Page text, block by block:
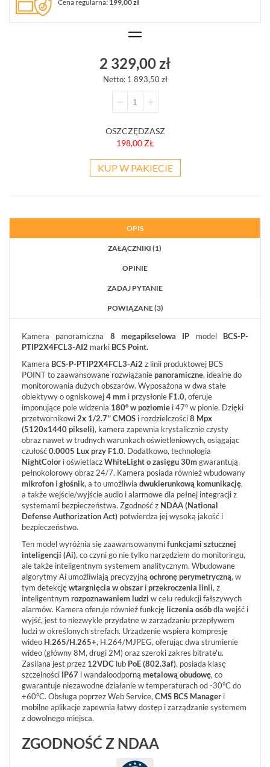
SYSTEMY
ALARMOWE
Y
WYPRZEDAŻ
(29)
NOWOŚCI
(102)
PROMOCJE
(74)
LOGOWANIE
REJESTRACJA
KONFIGURATOR
Informacje
FIRMIE
AKTUALNOŚCI
OPINIE
SZKOLENIA
MONTAŻ
WSPÓŁPRACA
CENNIKI
OPROGRAMOWANIE
DOSTAWA
ZWROT
SERWIS
I
DANE
SKLEPU
REGULAMIN
POLITYKA
PRYWATNOŚCI
KODY
RABATOWE
Cena regularna: 199,00 zł
2 329,00 zł
Netto: 1 893,50 zł
OSZCZĘDZASZ
198,00 ZŁ
KUP W PAKIECIE
OPIS
ZAŁĄCZNIKI (1)
OPINIE
ZADAJ PYTANIE
POWIĄZANE (3)
Kamera panoramiczna 8 megapikselowa IP model
BCS-P-
PTIP2X4FCL3-AI2 marki BCS Point.
Kamera BCS-P-PTIP2X4FCL3-Ai2 z linii produktowej BCS
POINT to zaawansowane rozwiązaniepanoramiczne, idealne do
monitorowania dużych obszarów. Wyposażona w dwa stałe
obiektywy o ogniskowej4 mm i przysłonie F1.0, oferuje
imponujące pole widzenia 180° w poziomie i 47° w pionie. Dzięki
przetwornikowi2x 1/2.7'' CMOS i rozdzielczości8 Mpx
(5120x1440 pikseli), kamera zapewnia krystalicznie czysty
obraz nawet w trudnych warunkach oświetleniowych, osiągając
czułość0.0005 Lux przy F1.0. Dodatkowo, technologia
NightColor i oświetlaczWhiteLight o zasięgu 30mgwarantują
pełnokolorowy obraz 24/7. Kamera posiada również wbudowany
mikrofon igłośnik, a to umożliwia dwukierunkową komunikację,
a także wejście/wyjście audio i alarmowe dla pełnej integracji z
systemami bezpieczeństwa. Zgodność z NDAA (National
Defense Authorization Act) potwierdza jej wysoką jakość i
bezpieczeństwo.
Ten model wyróżnia się zaawansowanymifunkcjami sztucznej
inteligencji (Ai), co czyni go nie tylko narzędziem do monitoringu,
ale także inteligentnym systemem analitycznym. Wbudowane
algorytmy Ai umożliwiają precyzyjną ochronę perymetryczną, w
tym detekcjęwtargnięcia w obszar iprzekroczenia linii, z
inteligentnym rozpoznawaniem ludzi w celu redukcji fałszywych
alarmów. Kamera oferuje również funkcję liczenia osóbdla wejść i
wyjść, jest to niezwykle przydatne w zarządzaniu przepływem
ludzi w określonych strefach. Urządzenie wspiera kompresję
wideo H.265/H.265+, H.264/MJPEG, oferując dwa strumienie
wideo (główny 8M, drugi 2M) oraz szeroki zakres bitrate'u.
Zasilana jest przez 12VDC lub PoE (802.3af), posiada klasę
szczelności IP67 i wandaloodporną metalową obudowę, co
gwarantuje niezawodne działanie w temperaturach od -30°C do
+60°C. Obsługa poprzez Web Service, CMS BCS Manager i
mobilne aplikacje zapewnia łatwy dostęp i zarządzanie systemem
z dowolnego miejsca.
ZGODNOŚĆ Z NDAA